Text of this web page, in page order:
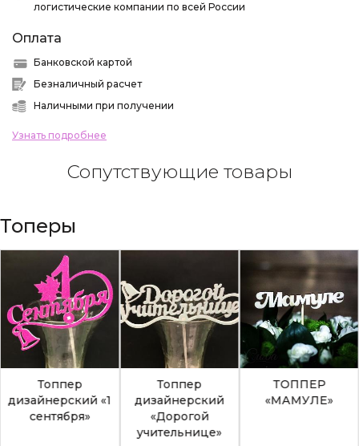
логистические компании по всей России
Оплата
Банковской картой
Безналичный расчет
Наличными при получении
Узнать подробнее
Сопутствующие товары
Топеры
Топпер
дизайнерский «1
сентября»
Топпер
дизайнерский
«Дорогой
учительнице»
ТОППЕР
«МАМУЛЕ»